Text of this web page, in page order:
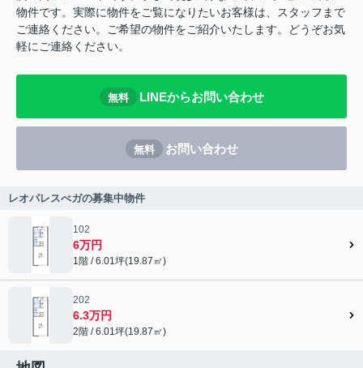
物件です。実際に物件をご覧になりたいお客様は、スタッフまで
ご連絡ください。ご希望の物件をご紹介いたします。どうぞお気
軽にご連絡ください。
無料 LINEからお問い合わせ
無料 お問い合わせ
レオパレスべガの募集中物件
102
6万円
1階 / 6.01坪(19.87㎡)
202
6.3万円
2階 / 6.01坪(19.87㎡)